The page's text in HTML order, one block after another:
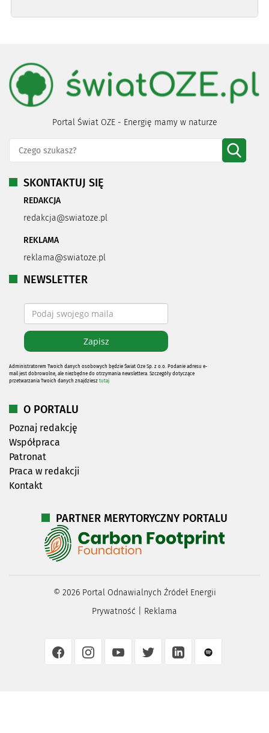
Portal Świat OZE - Energię mamy w naturze
SKONTAKTUJ SIĘ
REDAKCJA
redakcja@swiatoze.pl
REKLAMA
reklama@swiatoze.pl
NEWSLETTER
Administratorem Twoich danych osobowych będzie Świat Oze Sp. z o.o. Podanie adresu e-
mail jest dobrowolne, ale niezbędne do otrzymania newslettera. Szczegóły dotyczące
przetwarzania Twoich danych znajdziesz tutaj
O PORTALU
Poznaj redakcję
Współpraca
Patronat
Praca w redakcji
Kontakt
PARTNER MERYTORYCZNY PORTALU
© 2026Portal Odnawialnych Źródeł Energii
Prywatność
Reklama